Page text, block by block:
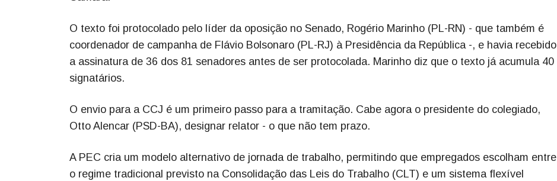
O texto foi protocolado pelo líder da oposição no Senado, Rogério Marinho (PL-RN) - que também é
coordenador de campanha de Flávio Bolsonaro (PL-RJ) à Presidência da República -, e havia recebido
a assinatura de 36 dos 81 senadores antes de ser protocolada. Marinho diz que o texto já acumula 40
signatários.
O envio para a CCJ é um primeiro passo para a tramitação. Cabe agora o presidente do colegiado,
Otto Alencar (PSD-BA), designar relator - o que não tem prazo.
A PEC cria um modelo alternativo de jornada de trabalho, permitindo que empregados escolham entre
o regime tradicional previsto na Consolidação das Leis do Trabalho (CLT) e um sistema flexível